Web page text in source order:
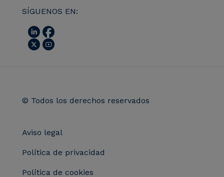
SÍGUENOS EN:
© Todos los derechos reservados
Aviso legal
Política de privacidad
Política de cookies